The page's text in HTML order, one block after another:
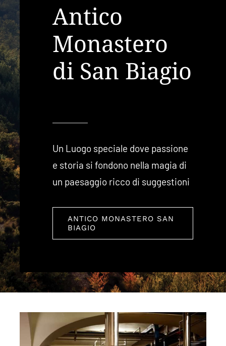
Antico
Monastero
di San Biagio
Un Luogo speciale dove passione
e storia si fondono nella magia di
un paesaggio ricco di suggestioni
ANTICO MONASTERO SAN
BIAGIO